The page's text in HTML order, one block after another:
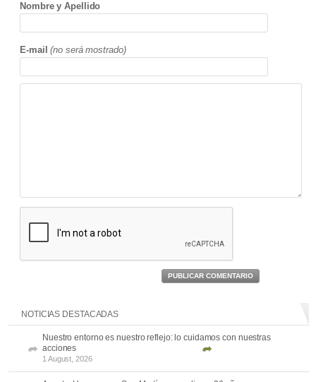
Nombre y Apellido
E-mail (no será mostrado)
PUBLICAR COMENTARIO
NOTICIAS DESTACADAS
Nuestro entorno es nuestro reflejo: lo cuidamos con nuestras
acciones
1 August, 2026